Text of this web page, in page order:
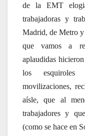
de la EMT
trabajadoras y
Madrid, de Metro
que vamos a
aplaudidas
los esquiroles
movilizaciones,
aísle, que al
trabajadores y
(como se hace en